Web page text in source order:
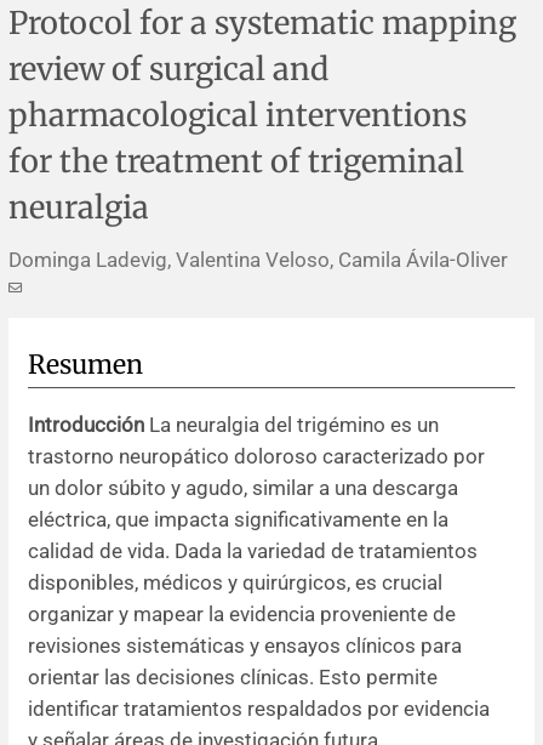
Ensayos
Práctica clínica
Política de cobros
Políticas editoriales
Instrucciones para autores
Patrocinadores y financiamiento
Resúmenes de congresos
Noticias
Protocol for a systematic mapping
review of surgical and
pharmacological interventions
for the treatment of trigeminal
neuralgia
Dominga Ladevig, Valentina Veloso, Camila Ávila-Oliver
Resumen
Introducción La neuralgia del trigémino es un
trastorno neuropático doloroso caracterizado por
un dolor súbito y agudo, similar a una descarga
eléctrica, que impacta significativamente en la
calidad de vida. Dada la variedad de tratamientos
disponibles, médicos y quirúrgicos, es crucial
organizar y mapear la evidencia proveniente de
revisiones sistemáticas y ensayos clínicos para
orientar las decisiones clínicas. Esto permite
identificar tratamientos respaldados por evidencia
y señalar áreas de investigación futura.